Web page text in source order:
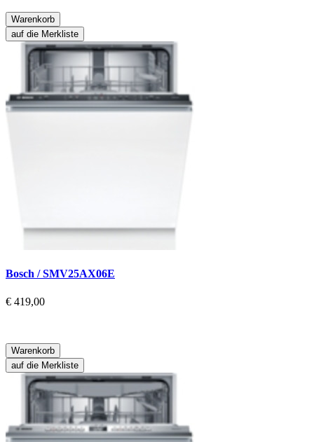
Warenkorb
auf die Merkliste
Bosch / SMV25AX06E
€ 419,00
Warenkorb
auf die Merkliste